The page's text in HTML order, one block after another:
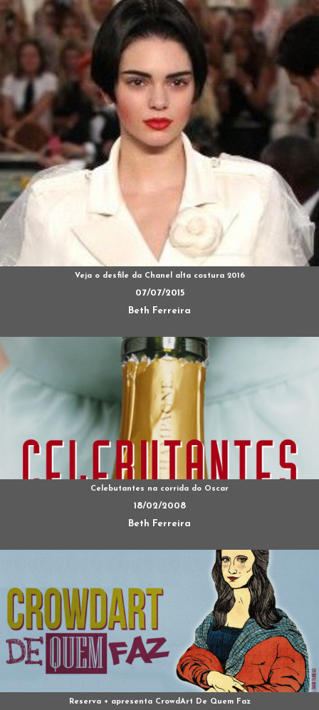
Veja o desfile da Chanel alta costura 2016
07/07/2015
Beth Ferreira
Celebutantes na corrida do Oscar
18/02/2008
Beth Ferreira
Reserva + apresenta CrowdArt De Quem Faz